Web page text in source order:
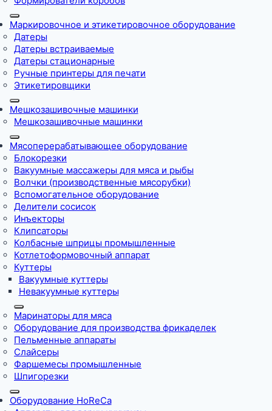
Маркировочное и этикетировочное оборудование
Датеры
Датеры встраиваемые
Датеры стационарные
Ручные принтеры для печати
Этикетировщики
Мешкозашивочные машинки
Мешкозашивочные машинки
Мясоперерабатывающее оборудование
Блокорезки
Вакуумные массажеры для мяса и рыбы
Волчки (производственные мясорубки)
Вспомогательное оборудование
Делители сосисок
Инъекторы
Клипсаторы
Колбасные шприцы промышленные
Котлетоформовочный аппарат
Куттеры
Вакуумные куттеры
Невакуумные куттеры
Маринаторы для мяса
Оборудование для производства фрикаделек
Пельменные аппараты
Слайсеры
Фаршемесы промышленные
Шпигорезки
Оборудование HoReCa